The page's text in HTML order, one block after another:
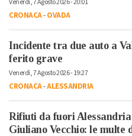
Venerdì, 7 Agosto 2026 - 20:01
CRONACA-OVADA
Incidente tra due auto a
ferito grave
Venerdì, 7 Agosto 2026 - 19:27
CRONACA-ALESSANDRIA
Rifiuti da fuori
Giuliano Vecchio: le multe